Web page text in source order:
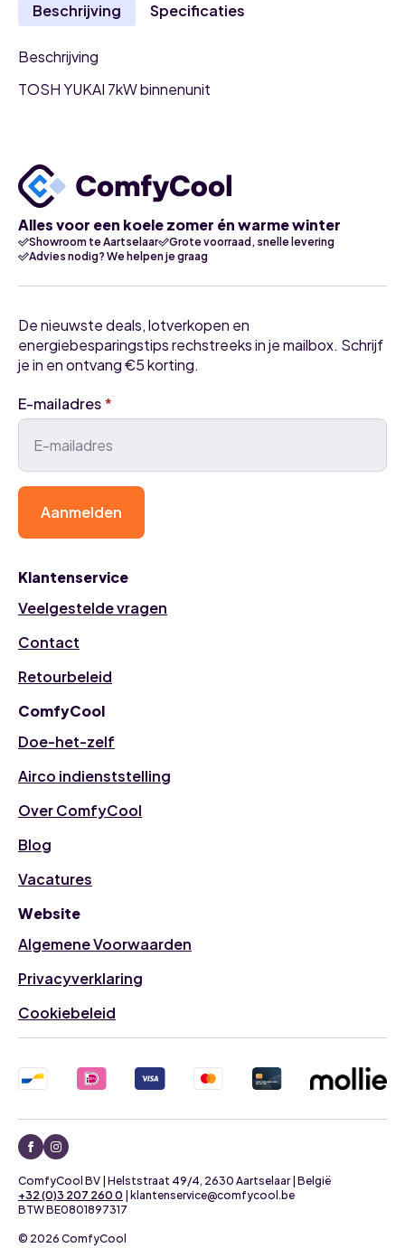
Beschrijving Specificaties
Beschrijving
TOSH YUKAI 7kW binnenunit
Alles voor een koele zomer én warme winter
Showroom te Aartselaar
Grote voorraad, snelle levering
Advies nodig? We helpen je graag
Klantenservice
Veelgestelde vragen
Contact
Retourbeleid
ComfyCool
Doe-het-zelf
Airco indienststelling
Over ComfyCool
Blog
Vacatures
Website
Algemene Voorwaarden
Privacyverklaring
Cookiebeleid
De nieuwste deals, lotverkopen en
energiebesparingstips rechstreeks in je mailbox. Schrijf
je in en ontvang €5 korting.
E-mailadres*
Aanmelden
© 2026 ComfyCool
+32 (0)3 207 260 0 | klantenservice@comfycool.be
BTW BE0801897317
ComfyCool BV | Helststraat 49/4, 2630 Aartselaar | België